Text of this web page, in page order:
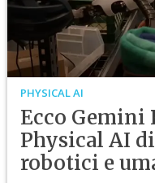
PHYSICAL AI
Ecco Gemini
Physical AI
robotici e